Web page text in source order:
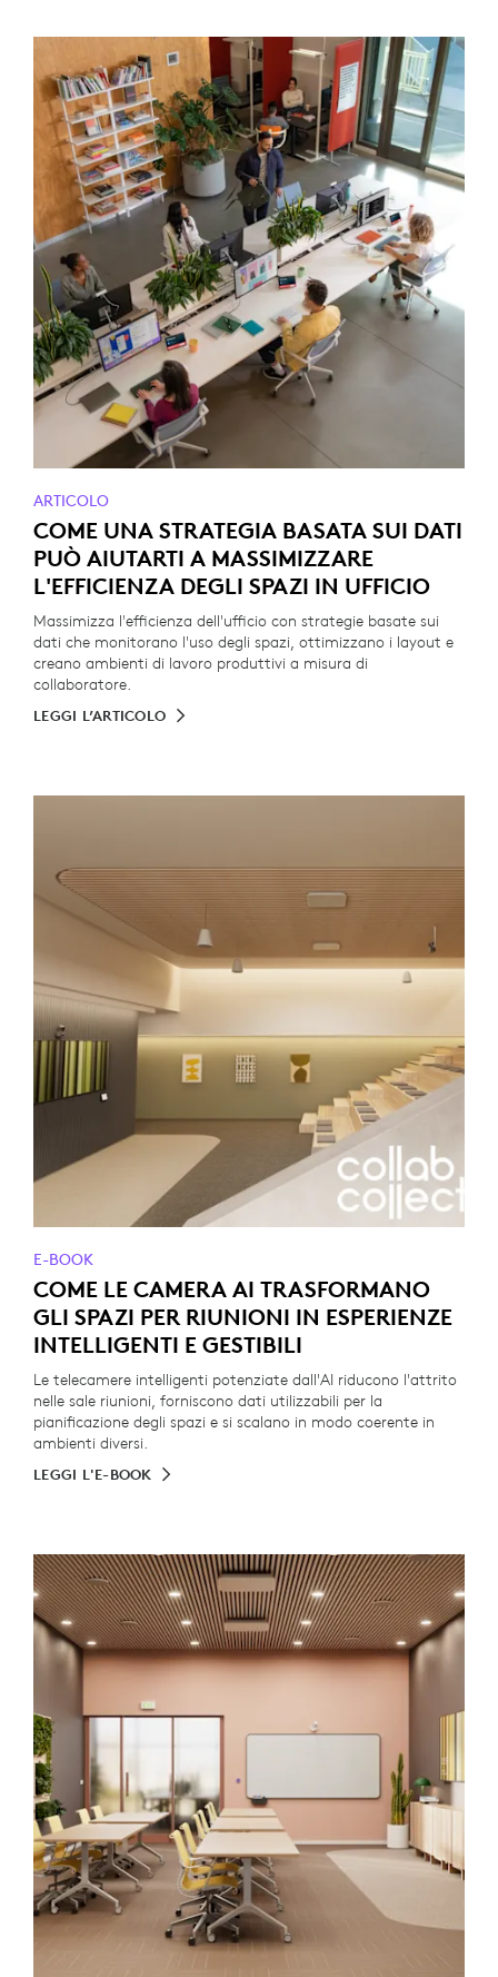
ARTICOLO
COME UNA STRATEGIA BASATA SUI DATI
PUÒ AIUTARTI A MASSIMIZZARE
L'EFFICIENZA DEGLI SPAZI IN UFFICIO
Massimizza l'efficienza dell'ufficio con strategie basate sui
dati che monitorano l'uso degli spazi, ottimizzano i layout e
creano ambienti di lavoro produttivi a misura di
collaboratore.
LEGGI L’ARTICOLO
E-BOOK
COME LE CAMERA AI TRASFORMANO
GLI SPAZI PER RIUNIONI IN ESPERIENZE
INTELLIGENTI E GESTIBILI
Le telecamere intelligenti potenziate dall'AI riducono l'attrito
nelle sale riunioni, forniscono dati utilizzabili per la
pianificazione degli spazi e si scalano in modo coerente in
ambienti diversi.
LEGGI L'E-BOOK